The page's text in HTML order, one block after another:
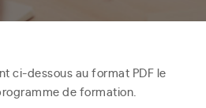
ci-dessous au format PDF le
de formation.